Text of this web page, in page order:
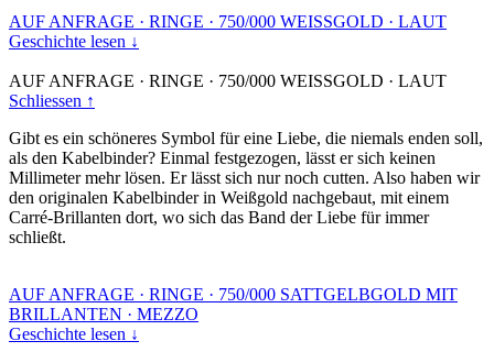
AUF ANFRAGE · RINGE · 750/000 WEISSGOLD · LAUT
Geschichte lesen ↓
AUF ANFRAGE · RINGE · 750/000 WEISSGOLD · LAUT
Schliessen ↑
Gibt es ein schöneres Symbol für eine Liebe, die niemals enden soll,
als den Kabelbinder? Einmal festgezogen, lässt er sich keinen
Millimeter mehr lösen. Er lässt sich nur noch cutten. Also haben wir
den originalen Kabelbinder in Weißgold nachgebaut, mit einem
Carré-Brillanten dort, wo sich das Band der Liebe für immer
schließt.
AUF ANFRAGE · RINGE · 750/000 SATTGELBGOLD MIT
BRILLANTEN · MEZZO
Geschichte lesen ↓